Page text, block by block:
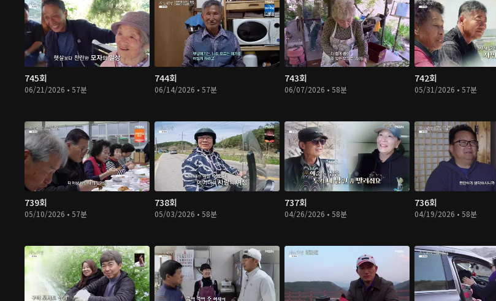
745회
06/21/2026 • 57분
744회
06/14/2026 • 57분
743회
06/07/2026 • 58분
742회
05/31/2026 • 57분
739회
05/10/2026 • 57분
738회
05/03/2026 • 58분
737회
04/26/2026 • 58분
736회
04/19/2026 • 58분